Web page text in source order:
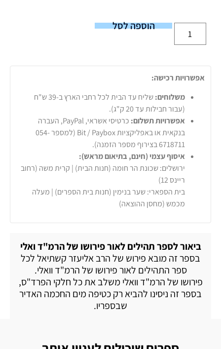
הוספה לסל
אפשרויות רכישה:
משלוחים:
שליח עד הבית לכל רחבי הארץ ב-39 ש"ח
(עבור חבילות עד 20 ק"ג).
אפשרויות תשלום:
כרטיסי אשראי, PayPal, העברה
בנקאית או באפליקציות Bit / Paybox (למספר 054-
6718711 בצירוף מספר הזמנה).
איסוף עצמי (חינם, בתיאום מראש):
ירושלים: שכונת הר חומה (חנות הבית) | קרית משה (רחוב
ריינס 12)
בית הספארי: שער בנימין (חנות בית הספרים) | מעלה
מכמש (מחסן ההוצאה)
ביאור לספר תהילים לאור פירושו של הרמ"ד ואלי
בספר זה מובא פירוש של הרב אליעזר קשתיאל לכל
ספר התהילים לאור פירושו של הרמ"ד וואלי.
פירושו של הרמ"ד וואלי משלב את כל חלקי הפרד"ס,
בספר זה ניסינו להביא רק כטיפה מים החכמה האדיר
שבספריו.